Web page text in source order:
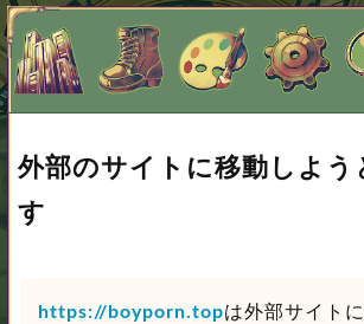
外部のサイトに移動しよう
す
https://boyporn.topは外部サイト